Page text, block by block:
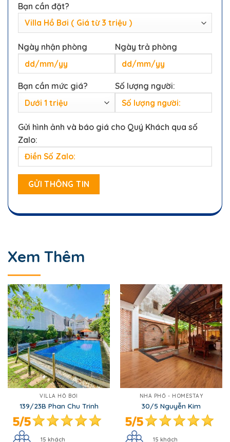
Bạn cần đặt?
Ngày nhận phòng Ngày trả phòng
Bạn cần mức giá? Số lượng người:
Gửi hình ảnh và báo giá cho Quý Khách qua số
Zalo:
Xem Thêm
VILLA HỒ BƠI
139/23B Phan Chu Trinh
15 khách
NHÀ PHỐ - HOMESTAY
30/5 Nguyễn Kim
15 khách